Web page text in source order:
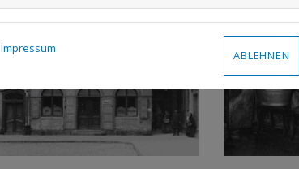
Impressum
ABLEHNEN